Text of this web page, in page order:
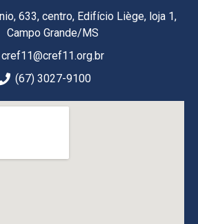
633, centro, Edifício Liège, loja 1,
Campo Grande/MS
cref11@cref11.org.br
(67) 3027-9100